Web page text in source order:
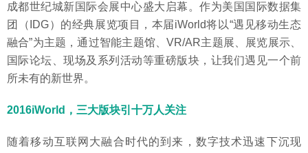
成都世纪城新国际会展中心盛大启幕。作为美国国际数据集
团（IDG）的经典展览项目，本届iWorld将以“遇见移动生态
融合”为主题，通过智能主题馆、VR/AR主题展、展览展示、
国际论坛、现场及系列活动等重磅版块，让我们遇见一个前
所未有的新世界。
2016iWorld，三大版块引十万人关注
随着移动互联网大融合时代的到来，数字技术迅速下沉现